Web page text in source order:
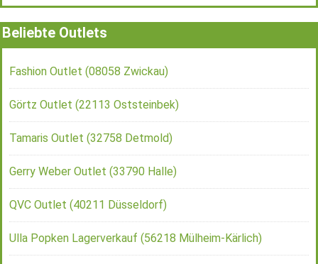
Beliebte Outlets
Fashion Outlet (08058 Zwickau)
Görtz Outlet (22113 Oststeinbek)
Tamaris Outlet (32758 Detmold)
Gerry Weber Outlet (33790 Halle)
QVC Outlet (40211 Düsseldorf)
Ulla Popken Lagerverkauf (56218 Mülheim-Kärlich)